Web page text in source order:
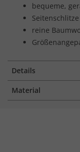
bequeme,
reine
Details
Material